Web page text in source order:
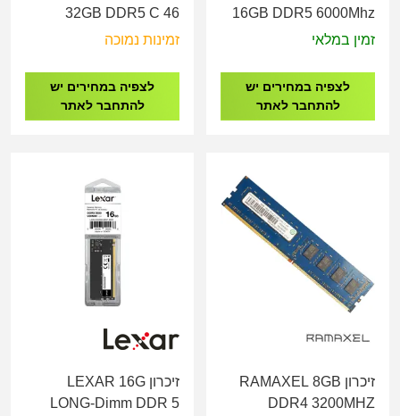
16GB DDR5 6000Mhz
CL48 Tray
זמין במלאי
לצפיה במחירים יש
להתחבר לאתר
32GB DDR5 C 46
5600Mhz Tray
זמינות נמוכה
לצפיה במחירים יש
להתחבר לאתר
זיכרון RAMAXEL 8GB
DDR4 3200MHZ
זיכרון LEXAR 16G
LONG-Dimm DDR 5